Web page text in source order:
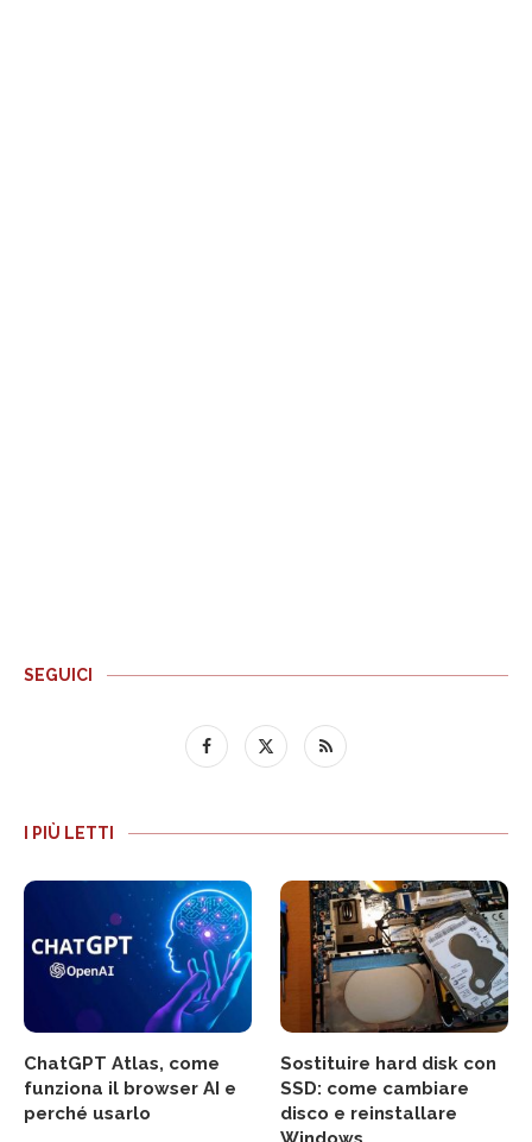
SEGUICI
I PIÙ LETTI
ChatGPT Atlas, come
funziona il browser AI e
perché usarlo
Sostituire hard disk con
SSD: come cambiare
disco e reinstallare